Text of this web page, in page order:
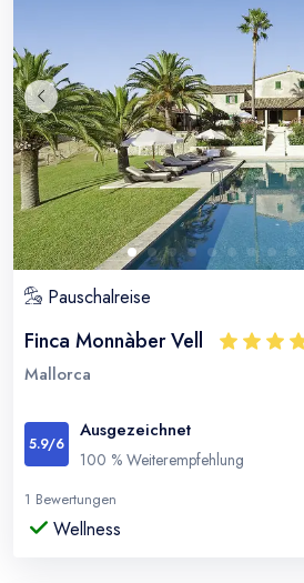
Pauschalreise
Finca Monnàber Vell
Mallorca
5.9/6
Ausgezeichnet
100 % Weiterempfehlung
1 Bewertungen
Wellness